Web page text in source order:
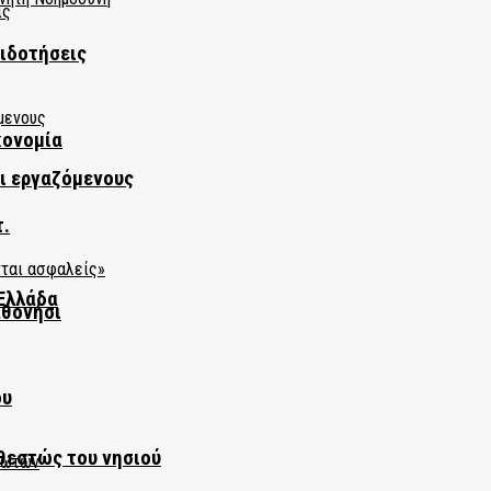
εργαζόμενους
του νησιού